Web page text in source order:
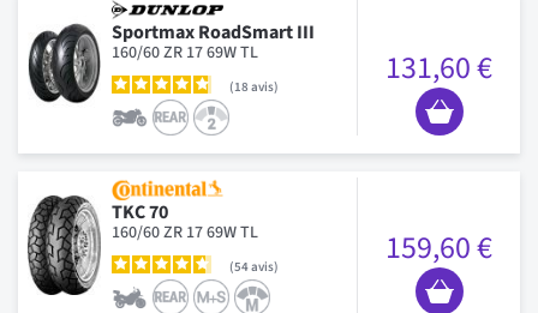
Sportmax RoadSmart III
160/60 ZR 17 69W TL
18 avis 131,60 €
TKC 70
160/60 ZR 17 69W TL
54avis 159,60 €